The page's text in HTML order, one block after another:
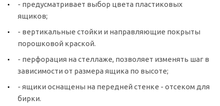
- предусматривает выбор цвета пластиковых
ящиков;
- вертикальные стойки и направляющие покрыты
порошковой краской.
- перфорация на стеллаже, позволяет изменять шаг в
зависимости от размера ящика по высоте;
- ящики оснащены на передней стенке - отсеком для
бирки.